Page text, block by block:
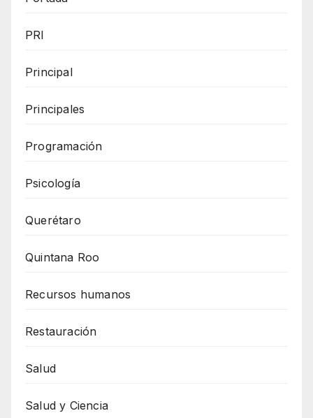
PRI
Principal
Principales
Programación
Psicología
Querétaro
Quintana Roo
Recursos humanos
Restauración
Salud
Salud y Ciencia